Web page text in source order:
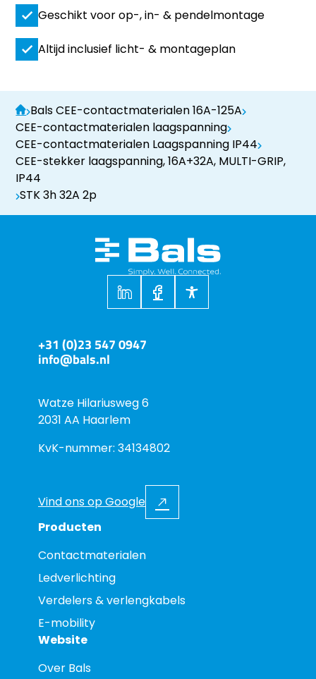
Geschikt voor op-, in- & pendelmontage
Altijd inclusief licht- & montageplan
Bals CEE-contactmaterialen 16A-125A
CEE-contactmaterialen laagspanning
CEE-contactmaterialen Laagspanning IP44
CEE-stekker laagspanning, 16A+32A, MULTI-GRIP,
IP44
STK 3h 32A 2p
+31 (0)23 547 0947
info@bals.nl
Watze Hilariusweg 6
2031 AA Haarlem
KvK-nummer: 34134802
Vind ons op Google
Producten
Contactmaterialen
Ledverlichting
Verdelers & verlengkabels
E-mobility
Website
Over Bals